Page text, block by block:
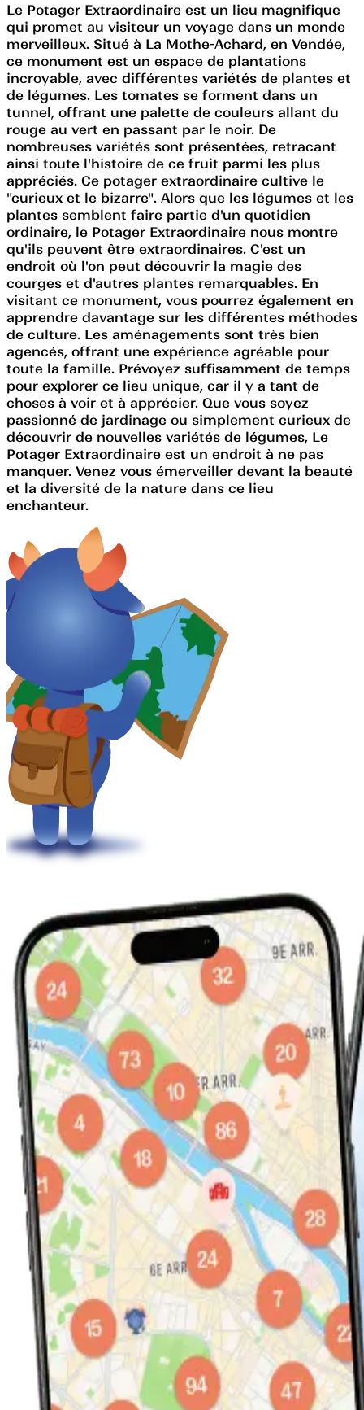
Le Potager Extraordinaire est un lieu magnifique
qui promet au visiteur un voyage dans un monde
merveilleux. Situé à La Mothe-Achard, en Vendée,
ce monument est un espace de plantations
incroyable, avec différentes variétés de plantes et
de légumes. Les tomates se forment dans un
tunnel, offrant une palette de couleurs allant du
rouge au vert en passant par le noir. De
nombreuses variétés sont présentées, retracant
ainsi toute l'histoire de ce fruit parmi les plus
appréciés. Ce potager extraordinaire cultive le
"curieux et le bizarre". Alors que les légumes et les
plantes semblent faire partie d'un quotidien
ordinaire, le Potager Extraordinaire nous montre
qu'ils peuvent être extraordinaires. C'est un
endroit où l'on peut découvrir la magie des
courges et d'autres plantes remarquables. En
visitant ce monument, vous pourrez également en
apprendre davantage sur les différentes méthodes
de culture. Les aménagements sont très bien
agencés, offrant une expérience agréable pour
toute la famille. Prévoyez suffisamment de temps
pour explorer ce lieu unique, car il y a tant de
choses à voir et à apprécier. Que vous soyez
passionné de jardinage ou simplement curieux de
découvrir de nouvelles variétés de légumes, Le
Potager Extraordinaire est un endroit à ne pas
manquer. Venez vous émerveiller devant la beauté
et la diversité de la nature dans ce lieu
enchanteur.